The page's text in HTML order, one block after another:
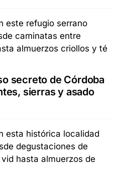
secreto de Córdoba
sierras y asado